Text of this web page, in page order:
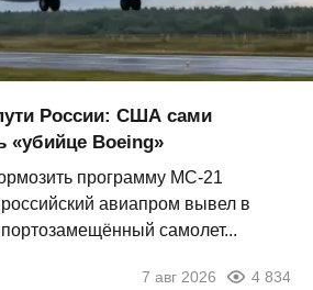
России: США сами
«убийце Boeing»
программу МС-21
авиапром вывел в
самолет...
7 авг 2026 4 834